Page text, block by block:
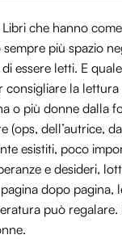
che hanno
più spazio
essere letti. E
la
o più donne dalla
(ops, dell’autrice,
esistiti, poco
e desideri,
dopo pagina,
può